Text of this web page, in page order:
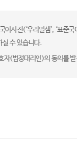
어사전(‘우리말샘’, ‘표준
실 수 있습니다.
자(법정대리인)의 동의를